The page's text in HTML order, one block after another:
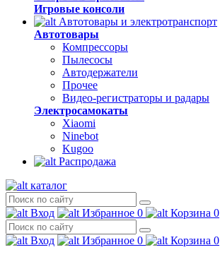
Игровые консоли
Автотовары и электротранспорт
Автотовары
Компрессоры
Пылесосы
Автодержатели
Прочее
Видео-регистраторы и радары
Электросамокаты
Xiaomi
Ninebot
Kugoo
Распродажа
каталог
Вход Избранное 0 Корзина 0
Вход Избранное 0 Корзина 0